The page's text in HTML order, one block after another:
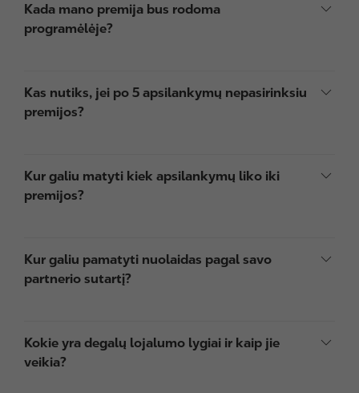
Kada mano premija bus rodoma
programėlėje?
Kas nutiks, jei po 5 apsilankymų nepasirinksiu
premijos?
Kur galiu matyti kiek apsilankymų liko iki
premijos?
Kur galiu pamatyti nuolaidas pagal savo
partnerio sutartį?
Kokie yra degalų lojalumo lygiai ir kaip jie
veikia?